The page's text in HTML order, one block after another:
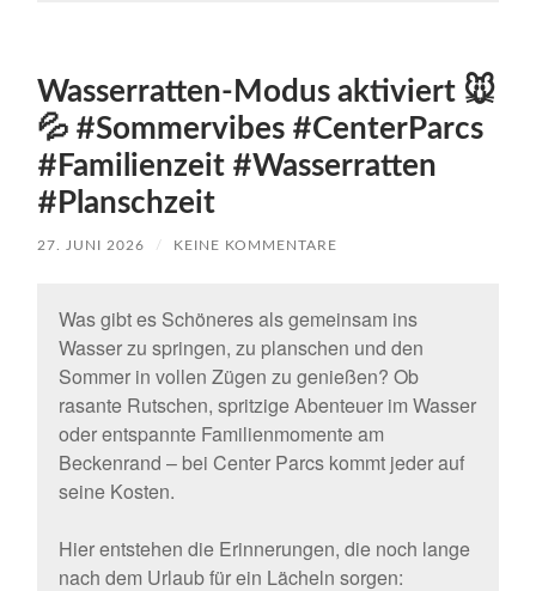
Wasserratten-Modus aktiviert 🐭
💦 #Sommervibes #CenterParcs
#Familienzeit #Wasserratten
#Planschzeit
27. JUNI 2026 / KEINE KOMMENTARE
Was gibt es Schöneres als gemeinsam ins
Wasser zu springen, zu planschen und den
Sommer in vollen Zügen zu genießen? Ob
rasante Rutschen, spritzige Abenteuer im Wasser
oder entspannte Familienmomente am
Beckenrand – bei Center Parcs kommt jeder auf
seine Kosten.
Hier entstehen die Erinnerungen, die noch lange
nach dem Urlaub für ein Lächeln sorgen: